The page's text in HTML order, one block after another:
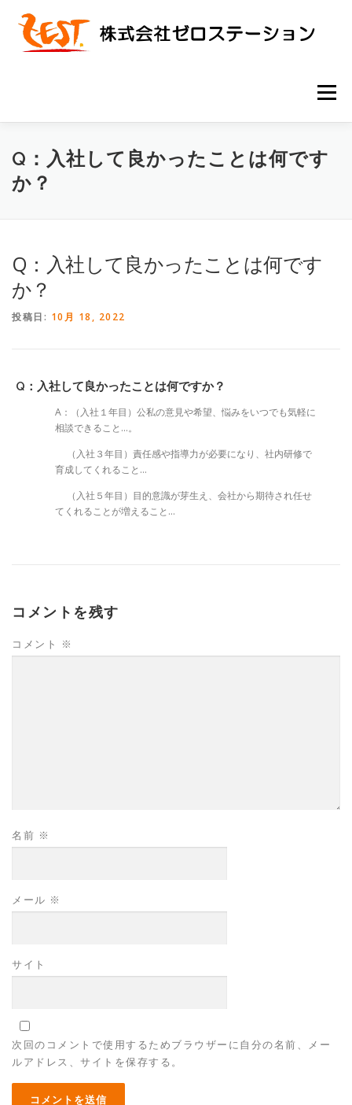
メニュー
ホーム 業務実績 会社概要 採用情報 FAQ
Q：入社して良かったことは何です
か？
Q：入社して良かったことは何です
か？
投稿日: 10月 18, 2022
Q：入社して良かったことは何ですか？
A：（入社１年目）公私の意見や希望、悩みをいつでも気軽に
相談できること…。
（入社３年目）責任感や指導力が必要になり、社内研修で
育成してくれること…
（入社５年目）目的意識が芽生え、会社から期待され任せ
てくれることが増えること…
コメントを残す
コメント ※
名前 ※
メール ※
サイト
次回のコメントで使用するためブラウザーに自分の名前、メー
ルアドレス、サイトを保存する。